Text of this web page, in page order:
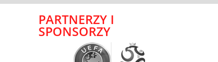
PARTNERZY I
SPONSORZY